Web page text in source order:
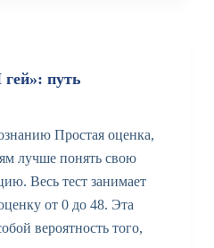
гей»: путь
Простая оценка,
лучше понять свою
Весь тест занимает
от 0 до 48. Эта
вероятность того,